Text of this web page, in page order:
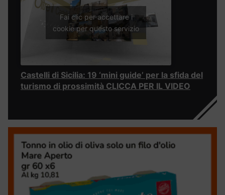
Fai clic per accettare i
cookie per questo servizio
Castelli di Sicilia: 19 ‘mini guide’ per la sfida del
turismo di prossimità CLICCA PER IL VIDEO